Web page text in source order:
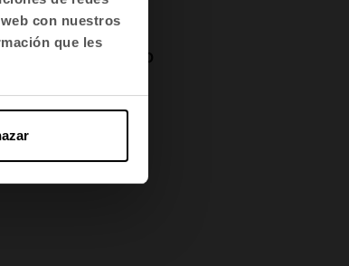
con nuestros
que les
por undiseño
que incorpora